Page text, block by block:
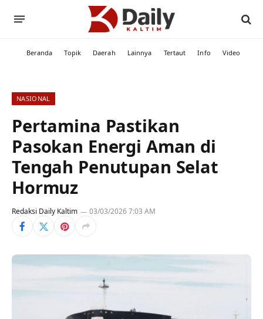
Beranda Topik Daerah Lainnya Tertaut Info Video
NASIONAL
Pertamina Pastikan
Pasokan Energi Aman di
Tengah Penutupan Selat
Hormuz
Redaksi Daily Kaltim 03/03/2026 7:03 AM